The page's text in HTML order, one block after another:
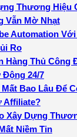
Thương Hiệu
Vẫn Mờ Nhạt
Automation
Ro
Hàng Thủ Công
Động 24/7
Bao Lâu Để
Affiliate?
Xây Dựng
Niềm Tin